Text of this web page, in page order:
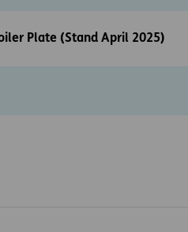
Plate (Stand April 2025)